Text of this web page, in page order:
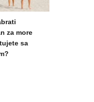
za more
sa